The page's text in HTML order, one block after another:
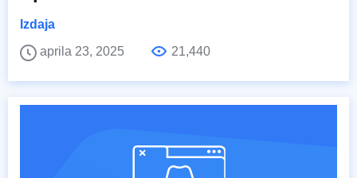
Izdaja
aprila 23, 2025
21,440